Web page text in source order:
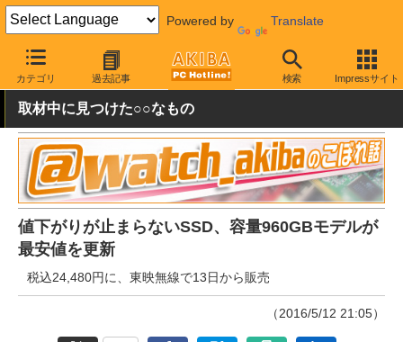
Powered by Translate
カテゴリ 過去記事 検索 Impressサイト
AKIBA PC Hotline! 秋葉原情報 価格情報 特価情報
取材中に見つけた○○なもの
値下がりが止まらないSSD、容量960GBモデルが
最安値を更新
税込24,480円に、東映無線で13日から販売
（2016/5/12 21:05）